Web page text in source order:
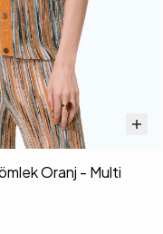
Oranj - Multi